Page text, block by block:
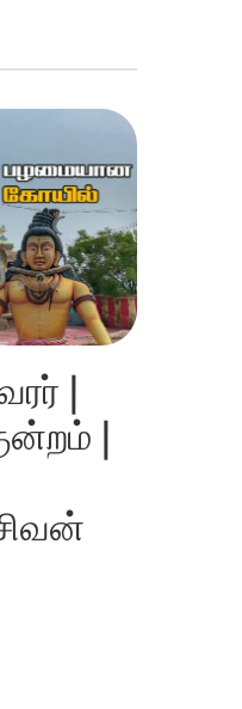
|
|